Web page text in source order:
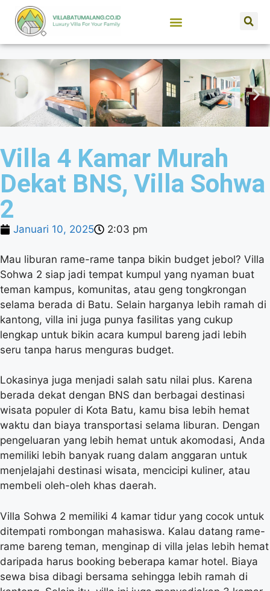
Villa 4 Kamar Murah
Dekat BNS, Villa Sohwa
2
Januari 10, 2025 2:03 pm
Mau liburan rame-rame tanpa bikin budget jebol? Villa
Sohwa 2 siap jadi tempat kumpul yang nyaman buat
teman kampus, komunitas, atau geng tongkrongan
selama berada di Batu. Selain harganya lebih ramah di
kantong, villa ini juga punya fasilitas yang cukup
lengkap untuk bikin acara kumpul bareng jadi lebih
seru tanpa harus menguras budget.
Lokasinya juga menjadi salah satu nilai plus. Karena
berada dekat dengan BNS dan berbagai destinasi
wisata populer di Kota Batu, kamu bisa lebih hemat
waktu dan biaya transportasi selama liburan. Dengan
pengeluaran yang lebih hemat untuk akomodasi, Anda
memiliki lebih banyak ruang dalam anggaran untuk
menjelajahi destinasi wisata, mencicipi kuliner, atau
membeli oleh-oleh khas daerah.
Villa Sohwa 2 memiliki 4 kamar tidur yang cocok untuk
ditempati rombongan mahasiswa. Kalau datang rame-
rame bareng teman, menginap di villa jelas lebih hemat
daripada harus booking beberapa kamar hotel. Biaya
sewa bisa dibagi bersama sehingga lebih ramah di